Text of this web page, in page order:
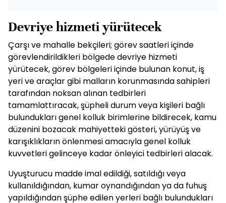
Devriye hizmeti yürütecek
Çarşı ve mahalle bekçileri; görev saatleri içinde
görevlendirildikleri bölgede devriye hizmeti
yürütecek, görev bölgeleri içinde bulunan konut, iş
yeri ve araçlar gibi malların korunmasında sahipleri
tarafından noksan alınan tedbirleri
tamamlattıracak, şüpheli durum veya kişileri bağlı
bulundukları genel kolluk birimlerine bildirecek, kamu
düzenini bozacak mahiyetteki gösteri, yürüyüş ve
karışıklıkların önlenmesi amacıyla genel kolluk
kuvvetleri gelinceye kadar önleyici tedbirleri alacak.
Uyuşturucu madde imal edildiği, satıldığı veya
kullanıldığından, kumar oynandığından ya da fuhuş
yapıldığından şüphe edilen yerleri bağlı bulundukları